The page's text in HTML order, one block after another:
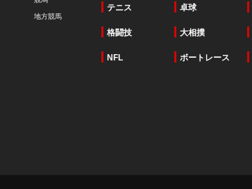
地方競馬
テニス 卓球
格闘技 大相撲
NFL ボートレース